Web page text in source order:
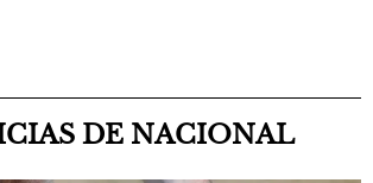
DE NACIONAL